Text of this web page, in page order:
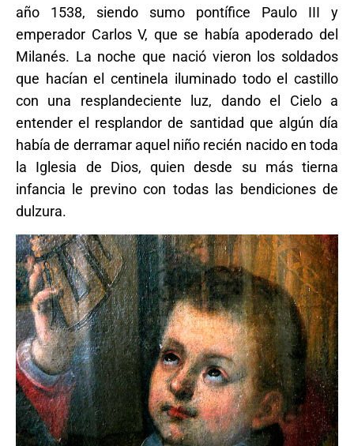
año 1538, siendo sumo pontífice Paulo III y
emperador Carlos V, que se había apoderado del
Milanés. La noche que nació vieron los soldados
que hacían el centinela iluminado todo el castillo
con una resplandeciente luz, dando el Cielo a
entender el resplandor de santidad que algún día
había de derramar aquel niño recién nacido en toda
la Iglesia de Dios, quien desde su más tierna
infancia le previno con todas las bendiciones de
dulzura.